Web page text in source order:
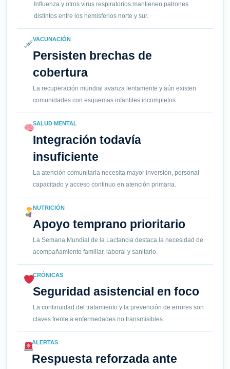
Influenza y otros virus respiratorios mantienen patrones
distintos entre los hemisferios norte y sur.
VACUNACIÓN
Persisten brechas de
cobertura
La recuperación mundial avanza lentamente y aún existen
comunidades con esquemas infantiles incompletos.
SALUD MENTAL
Integración todavía
insuficiente
La atención comunitaria necesita mayor inversión, personal
capacitado y acceso continuo en atención primaria.
NUTRICIÓN
Apoyo temprano prioritario
La Semana Mundial de la Lactancia destaca la necesidad de
acompañamiento familiar, laboral y sanitario.
CRÓNICAS
Seguridad asistencial en foco
La continuidad del tratamiento y la prevención de errores son
claves frente a enfermedades no transmisibles.
ALERTAS
Respuesta reforzada ante